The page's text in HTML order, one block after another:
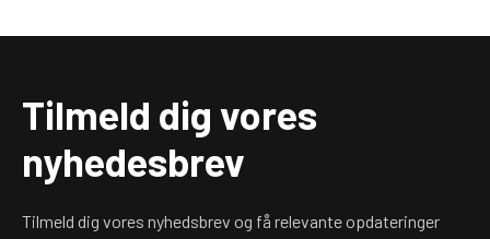
Tilmeld dig vores
nyhedesbrev
Tilmeld dig vores nyhedsbrev og få relevante opdateringer